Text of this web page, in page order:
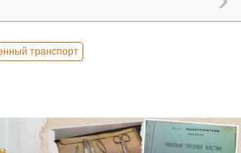
транспорт